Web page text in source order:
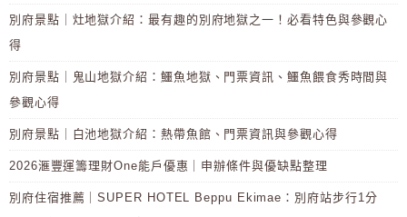
別府景點｜灶地獄介紹：最有趣的別府地獄之一！必看特色與參觀心
得
別府景點｜鬼山地獄介紹：鱷魚地獄、門票資訊、鱷魚餵食秀時間與
參觀心得
別府景點｜白池地獄介紹：熱帶魚館、門票資訊與參觀心得
2026滙豐運籌理財One能戶優惠｜申辦條件與優缺點整理
別府住宿推薦｜SUPER HOTEL Beppu Ekimae：別府站步行1分